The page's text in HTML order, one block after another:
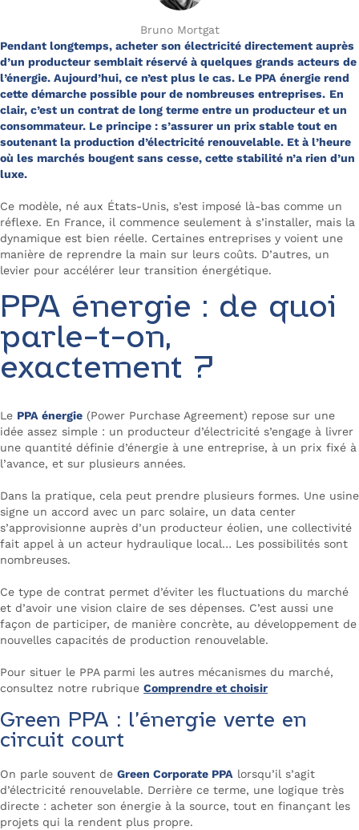
Bruno Mortgat
Pendant longtemps, acheter son électricité directement auprès
d’un producteur semblait réservé à quelques grands acteurs de
l’énergie. Aujourd’hui, ce n’est plus le cas. Le PPA énergie rend
cette démarche possible pour de nombreuses entreprises. En
clair, c’est un contrat de long terme entre un producteur et un
consommateur. Le principe : s’assurer un prix stable tout en
soutenant la production d’électricité renouvelable. Et à l’heure
où les marchés bougent sans cesse, cette stabilité n’a rien d’un
luxe.
Ce modèle, né aux États-Unis, s’est imposé là-bas comme un
réflexe. En France, il commence seulement à s’installer, mais la
dynamique est bien réelle. Certaines entreprises y voient une
manière de reprendre la main sur leurs coûts. D’autres, un
levier pour accélérer leur transition énergétique.
PPA énergie : de quoi
parle-t-on,
exactement ?
Le PPA énergie (Power Purchase Agreement) repose sur une
idée assez simple : un producteur d’électricité s’engage à livrer
une quantité définie d’énergie à une entreprise, à un prix fixé à
l’avance, et sur plusieurs années.
Dans la pratique, cela peut prendre plusieurs formes. Une usine
signe un accord avec un parc solaire, un data center
s’approvisionne auprès d’un producteur éolien, une collectivité
fait appel à un acteur hydraulique local… Les possibilités sont
nombreuses.
Ce type de contrat permet d’éviter les fluctuations du marché
et d’avoir une vision claire de ses dépenses. C’est aussi une
façon de participer, de manière concrète, au développement de
nouvelles capacités de production renouvelable.
Pour situer le PPA parmi les autres mécanismes du marché,
consultez notre rubrique Comprendre et choisir
Green PPA : l’énergie verte en
circuit court
On parle souvent de Green Corporate PPA lorsqu’il s’agit
d’électricité renouvelable. Derrière ce terme, une logique très
directe : acheter son énergie à la source, tout en finançant les
projets qui la rendent plus propre.